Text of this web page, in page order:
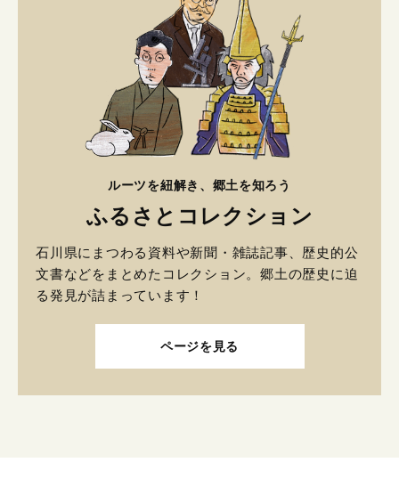
ルーツを紐解き、郷土を知ろう
ふるさとコレクション
石川県にまつわる資料や新聞・雑誌記事、歴史的公
文書などをまとめたコレクション。郷土の歴史に迫
る発見が詰まっています！
ページを見る